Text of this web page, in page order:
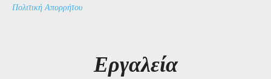
Πολιτική Απορρήτου
Εργαλεία